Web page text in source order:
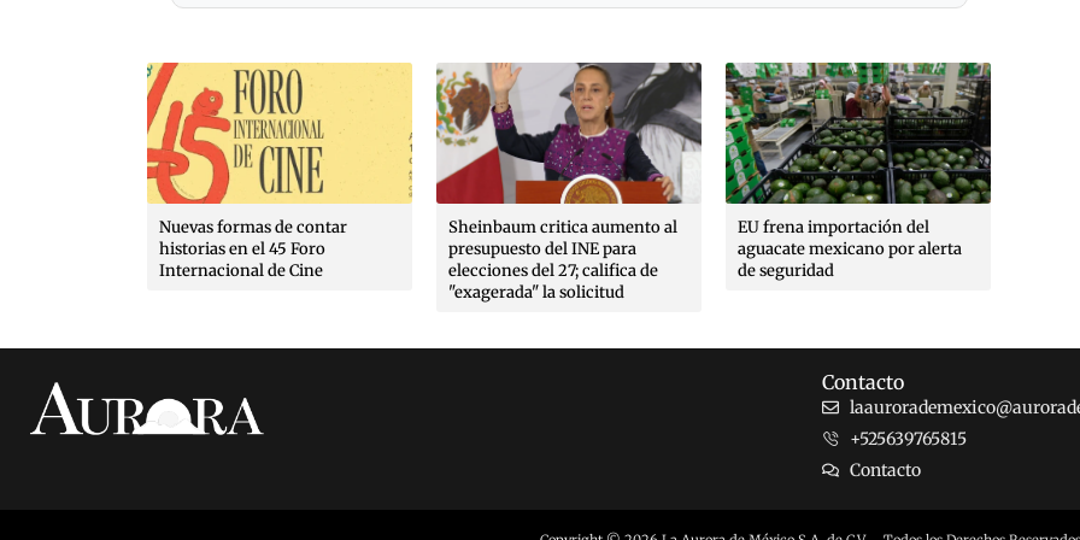
Sheinbaum critica aumento al
presupuesto del INE para
elecciones del 27; califica de
EU frena importación del
aguacate mexicano por alerta
de seguridad
Desarticulan red del CJNG en
España; detienen a 13 personas,
siete de ellas mexicanas
Contacto
+525639765815
Contacto